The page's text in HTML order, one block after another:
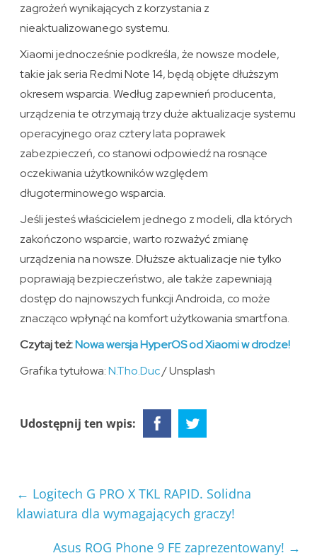
zagrożeń wynikających z korzystania z
nieaktualizowanego systemu.
Xiaomi jednocześnie podkreśla, że nowsze modele,
takie jak seria Redmi Note 14, będą objęte dłuższym
okresem wsparcia. Według zapewnień producenta,
urządzenia te otrzymają trzy duże aktualizacje systemu
operacyjnego oraz cztery lata poprawek
zabezpieczeń, co stanowi odpowiedź na rosnące
oczekiwania użytkowników względem
długoterminowego wsparcia.
Jeśli jesteś właścicielem jednego z modeli, dla których
zakończono wsparcie, warto rozważyć zmianę
urządzenia na nowsze. Dłuższe aktualizacje nie tylko
poprawiają bezpieczeństwo, ale także zapewniają
dostęp do najnowszych funkcji Androida, co może
znacząco wpłynąć na komfort użytkowania smartfona.
Czytaj też:Nowa wersja HyperOS od Xiaomi w drodze!
Grafika tytułowa:N.Tho.Duc/ Unsplash
Udostępnij ten wpis:
← Logitech G PRO X TKL RAPID. Solidna
klawiatura dla wymagających graczy!
Asus ROG Phone 9 FE zaprezentowany! →